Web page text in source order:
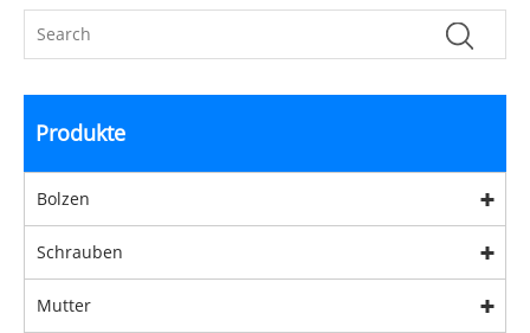
Produkte
Bolzen
Schrauben
Mutter